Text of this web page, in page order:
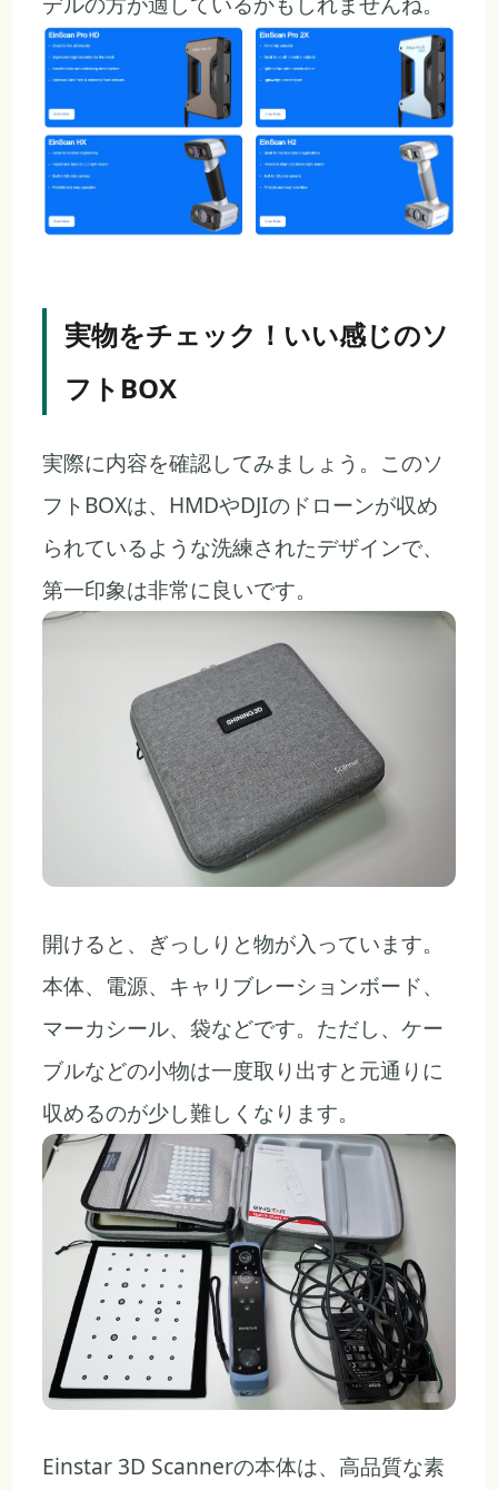
実物をチェック！いい感じのソ
フトBOX
実際に内容を確認してみましょう。このソ
フトBOXは、HMDやDJIのドローンが収め
られているような洗練されたデザインで、
第一印象は非常に良いです。
開けると、ぎっしりと物が入っています。
本体、電源、キャリブレーションボード、
マーカシール、袋などです。ただし、ケー
ブルなどの小物は一度取り出すと元通りに
収めるのが少し難しくなります。
Einstar 3D Scannerの本体は、高品質な素